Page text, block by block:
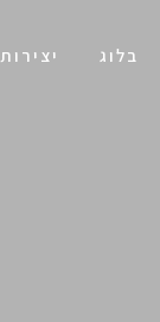
יצירות בלוג